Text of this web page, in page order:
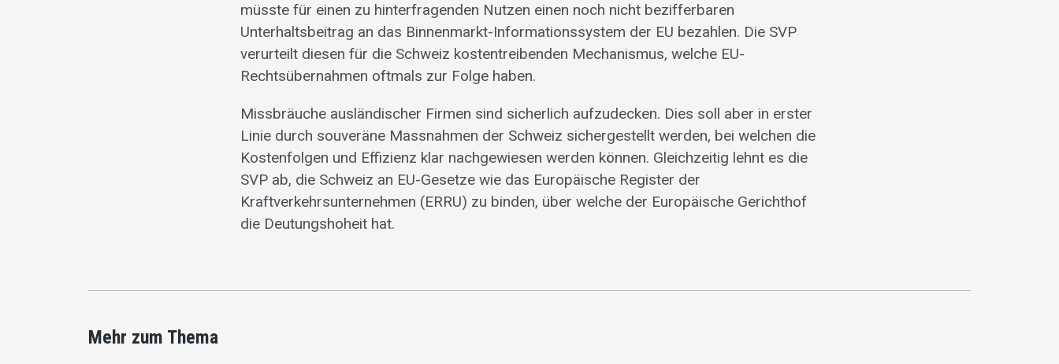
müsste für einen zu hinterfragenden Nutzen einen noch nicht bezifferbaren
Unterhaltsbeitrag an das Binnenmarkt-Informationssystem der EU bezahlen. Die SVP
verurteilt diesen für die Schweiz kostentreibenden Mechanismus, welche EU-
Rechtsübernahmen oftmals zur Folge haben.
Missbräuche ausländischer Firmen sind sicherlich aufzudecken. Dies soll aber in erster
Linie durch souveräne Massnahmen der Schweiz sichergestellt werden, bei welchen die
Kostenfolgen und Effizienz klar nachgewiesen werden können. Gleichzeitig lehnt es die
SVP ab, die Schweiz an EU-Gesetze wie das Europäische Register der
Kraftverkehrsunternehmen (ERRU) zu binden, über welche der Europäische Gerichthof
die Deutungshoheit hat.
Mehr zum Thema